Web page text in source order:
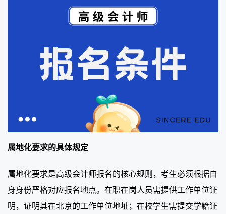
属地化要求的具体规定
属地化要求是高级会计师报名的核心规则，考生必须根据自
身身份严格对应报名地点。在职在岗人员需提供工作单位证
明，证明其在北京的工作单位地址；在校学生需提交学籍证